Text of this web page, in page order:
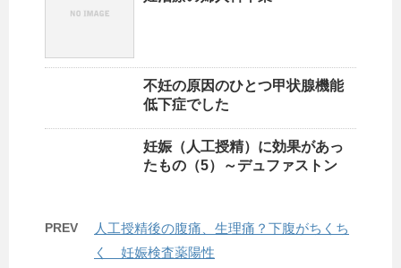
不妊の原因のひとつ甲状腺機能
低下症でした
妊娠（人工授精）に効果があっ
たもの（5）～デュファストン
PREV
人工授精後の腹痛、生理痛？下腹がちくち
く 妊娠検査薬陽性